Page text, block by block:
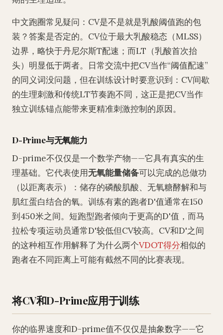
中文跑圈常见疑问：CV是不是就是乳酸阈值跑的包
装？答案是否定的。CV位于最大乳酸稳态（MLSS）
边界，略快于丹尼尔斯T配速；而LT（乳酸首次抬
头）明显低于两者。日常交流中把CV当作“阈值配速”
的同义词没问题，但在训练设计时要意识到：CV间歇
的生理刺激和传统LT节奏跑不同，这正是把CV当作
独立训练锚点能带来更精准刺激控制的原因。
D-Prime与无氧能力
D-prime不仅仅是一个数学产物——它具有真实的生
理基础。它代表使用无氧能量储备可以完成的总做功
（以距离表示）：储存的磷酸肌酸、无氧糖酵解和与
肌红蛋白结合的氧。训练有素的跑者D'值通常在150
到450米之间。短跑型跑者倾向于更高的D'值，而马
拉松专项运动员通常D'较低但CV较高。CV和D'之间
的这种相互作用解释了为什么两个VDOT得分相似的
跑者在不同距离上可能有截然不同的比赛表现。
将CV和D-Prime应用于训练
你的临界速度和D-prime值不仅仅是抽象数字——它